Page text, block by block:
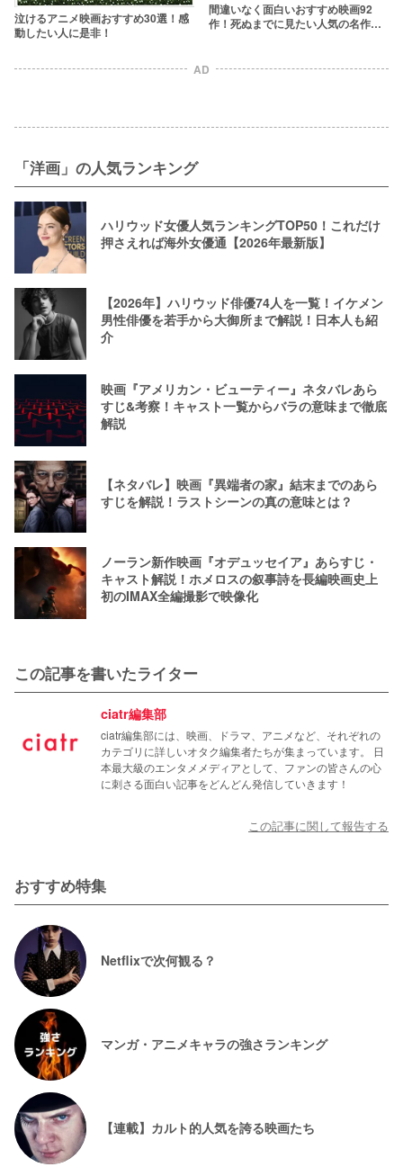
泣けるアニメ映画おすすめ30選！感
動したい人に是非！
間違いなく面白いおすすめ映画92
作！死ぬまでに見たい人気の名作を
AD
「洋画」の人気ランキング
ハリウッド女優人気ランキングTOP50！これだけ
押さえれば海外女優通【2026年最新版】
【2026年】ハリウッド俳優74人を一覧！イケメン
男性俳優を若手から大御所まで解説！日本人も紹
介
映画『アメリカン・ビューティー』ネタバレあら
すじ&考察！キャスト一覧からバラの意味まで徹底
解説
【ネタバレ】映画『異端者の家』結末までのあら
すじを解説！ラストシーンの真の意味とは？
ノーラン新作映画『オデュッセイア』あらすじ・
キャスト解説！ホメロスの叙事詩を長編映画史上
初のIMAX全編撮影で映像化
この記事を書いたライター
ciatr編集部
ciatr編集部には、映画、ドラマ、アニメなど、それぞれの
カテゴリに詳しいオタク編集者たちが集まっています。 日
本最大級のエンタメメディアとして、ファンの皆さんの心
に刺さる面白い記事をどんどん発信していきます！
この記事に関して報告する
おすすめ特集
Netflixで次何観る？
マンガ・アニメキャラの強さランキング
【連載】カルト的人気を誇る映画たち